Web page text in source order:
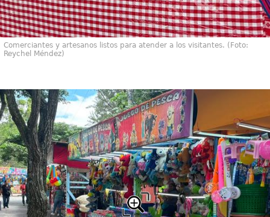
Comerciantes y artesanos listos para atender a los visitantes. (Foto:
Reychel Méndez)